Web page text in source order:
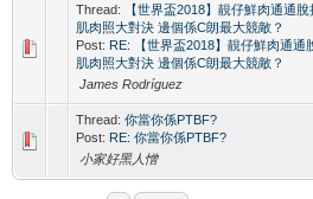
Thread:
【世界盃2018】靚仔鮮肉通通
肌肉照大對決 邊個係C朗最大競敵？
Post: RE: 【世界盃2018】靚仔鮮肉通通
肌肉照大對決 邊個係C朗最大競敵？
James Rodríguez
Thread: 你當你係PTBF?
Post: RE: 你當你係PTBF?
小家好黑人憎